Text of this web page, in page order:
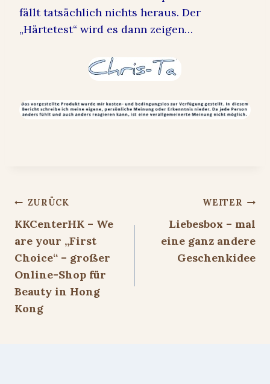
fällt tatsächlich nichts heraus. Der
„Härtetest“ wird es dann zeigen…
Beitragsnavigation
ZURÜCK
KKCenterHK – We
are your „First
Choice“ – großer
Online-Shop für
Beauty in Hong
Kong
WEITER
Liebesbox – mal
eine ganz andere
Geschenkidee